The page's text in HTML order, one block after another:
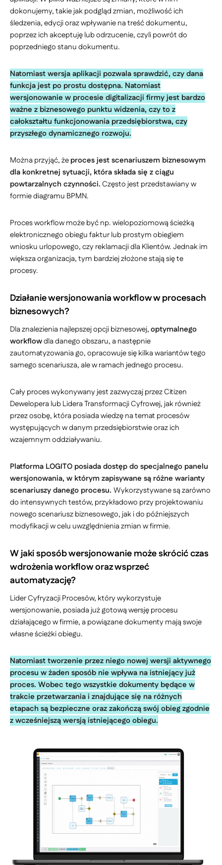
dokonujemy, takie jak podgląd zmian, możliwość ich
śledzenia, edycji oraz wpływanie na treść dokumentu,
poprzez ich akceptuję lub odrzucenie, czyli powrót do
poprzedniego stanu dokumentu.
Natomiast wersja aplikacji pozwala sprawdzić, czy dana
funkcja jest po prostu dostępna. Natomiast
wersjonowanie w procesie digitalizacji firmy jest bardzo
ważne z biznesowego punktu widzenia, czy to z
całokształtu funkcjonowania przedsiębiorstwa, czy
przyszłego dynamicznego rozwoju.
Można przyjąć, żeproces jest scenariuszem biznesowym
dla konkretnej sytuacji, która składa się z ciągu
powtarzalnych czynności.Często jest przedstawiany w
formie diagramu BPMN.
Proces workflow może być np. wielopoziomową ścieżką
elektronicznego obiegu faktur lub prostym obiegiem
wniosku urlopowego, czy reklamacji dla Klientów. Jednak im
większa organizacja, tym bardziej złożone stają się te
procesy.
Działanie wersjonowania workflow w procesach
biznesowych?
Dla znalezienia najlepszej opcji biznesowej,optymalnego
workflowdla danego obszaru, a następnie
zautomatyzowania go, opracowuje się kilka wariantów tego
samego scenariusza, ale w ramach jednego procesu.
Cały proces wykonywany jest zazwyczaj przez Citizen
Dewelopera lub Lidera Transformacji Cyfrowej, jak również
przez osobę, która posiada wiedzę na temat procesów
występujących w danym przedsiębiorstwie oraz ich
wzajemnym oddziaływaniu.
Platforma LOGITO posiada dostęp do specjalnego panelu
wersjonowania, w którym zapisywane są różne warianty
scenariuszy danego procesu. Wykorzystywane są zarówno
do intensywnych testów, przykładowo przy projektowaniu
nowego scenariusz biznesowego, jak i do późniejszych
modyfikacji w celu uwzględnienia zmian w firmie.
W jaki sposób wersjonowanie może skrócić czas
wdrożenia workflow oraz wsprzeć
automatyzację?
Lider Cyfryzacji Procesów, który wykorzystuje
wersjonowanie, posiada już gotową wersję procesu
działającego w firmie, a powiązane dokumenty mają swoje
własne ścieżki obiegu.
Natomiast tworzenie przez niego nowej wersji aktywnego
procesu w żaden sposób nie wpływa na istniejący już
proces. Wobec tego wszystkie dokumenty będące w
trakcie przetwarzania i znajdujące się na różnych
etapach są bezpieczne oraz zakończą swój obieg zgodnie
z wcześniejszą wersją istniejącego obiegu.